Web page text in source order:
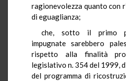
ragionevolezza quanto con
di eguaglianza;
che, sotto il primo
impugnate sarebbero
rispetto alla finalità
legislativo n. 354 del 1999,
del programma di